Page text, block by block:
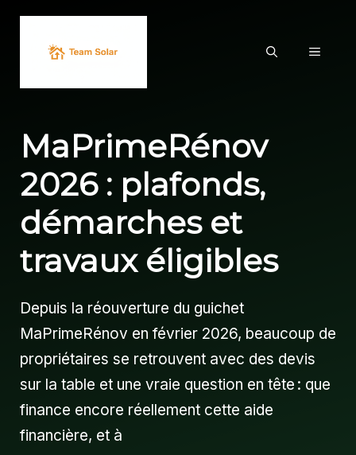
Aller
contenu
MENU
MaPrimeRénov
2026 : plafonds,
démarches et
travaux éligibles
Depuis la réouverture du guichet
MaPrimeRénov en février 2026, beaucoup de
propriétaires se retrouvent avec des devis
sur la table et une vraie question en tête : que
finance encore réellement cette aide
financière, et à